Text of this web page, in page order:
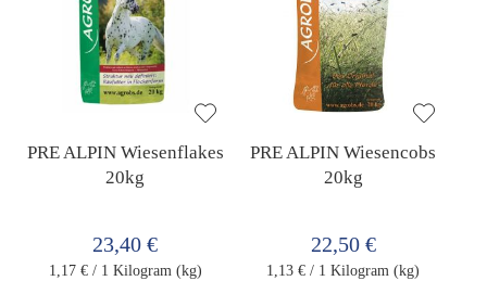
PRE ALPIN Wiesenflakes
20kg
23,40 €
1,17 € / 1 Kilogram (kg)
PRE ALPIN Wiesencobs
20kg
22,50 €
1,13 € / 1 Kilogram (kg)